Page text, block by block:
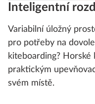
Inteligentní
Variabilní úložný
pro potřeby na
kiteboarding?
praktickým
svém místě.